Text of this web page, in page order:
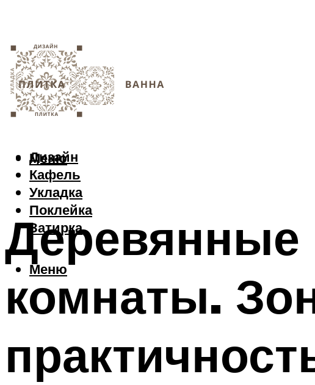
Дизайн
Кафель
Укладка
Поклейка
Затирка
Меню
Меню
Деревянные
комнаты.